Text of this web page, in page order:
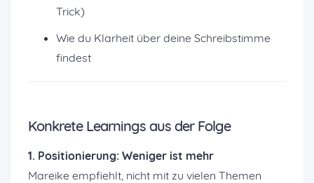
Trick)
Wie du Klarheit über deine Schreibstimme
findest
Konkrete Learnings aus der Folge
1. Positionierung: Weniger ist mehr
Mareike empfiehlt, nicht mit zu vielen Themen